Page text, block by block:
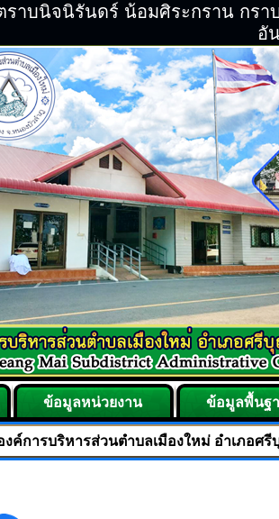
ราบนิจนิรันดร์ น้อมศิระกราน ก
อั
ข้อมูลหน่วยงาน ข้อมูลพื้นฐ
ตำบลเมืองใหม่ อำเภอศรีบุญเรือง จังหวัดห